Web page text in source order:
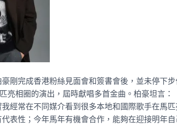
剛完成香港粉絲見面會和簽書會後，並未停下
亮相圈的演出，屆時獻唱多首金曲。柏豪坦言：
經常在不同媒介看到很多本地和國際歌手在馬
表性；今年馬年有機會合作，能夠在迎接明年